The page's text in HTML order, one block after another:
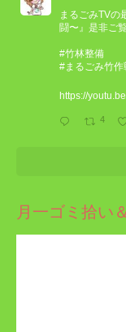
まるごみTVの
闘〜』是非ご
#竹林整備
#まるごみ竹作
https://
4
月一ゴミ拾い